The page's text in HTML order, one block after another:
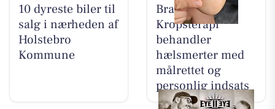
10 dyreste biler til
salg i nærheden af
Holstebro
Kommune
Brandsborgs
Kropsterapi
behandler
hælsmerter med
målrettet og
personlig indsats